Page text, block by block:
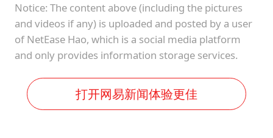
Notice: The content above (including the pictures
and videos if any) is uploaded and posted by a user
of NetEase Hao, which is a social media platform
and only provides information storage services.
打开网易新闻体验更佳